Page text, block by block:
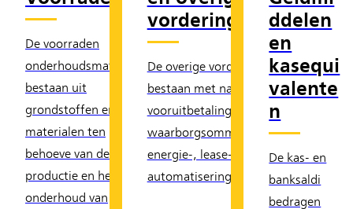
De voorraden
onderhoudsmaterialen
bestaan uit
grondstoffen en
materialen ten
behoeve van de
productie en het
onderhoud van
vorderingen
De overige vorderingen
bestaan met name uit
vooruitbetalingen en
waarborgsommen voor
energie-, lease- en
automatiseringscontracten.
ddelen
en
kasequi
valente
n
De kas- en
banksaldi
bedragen